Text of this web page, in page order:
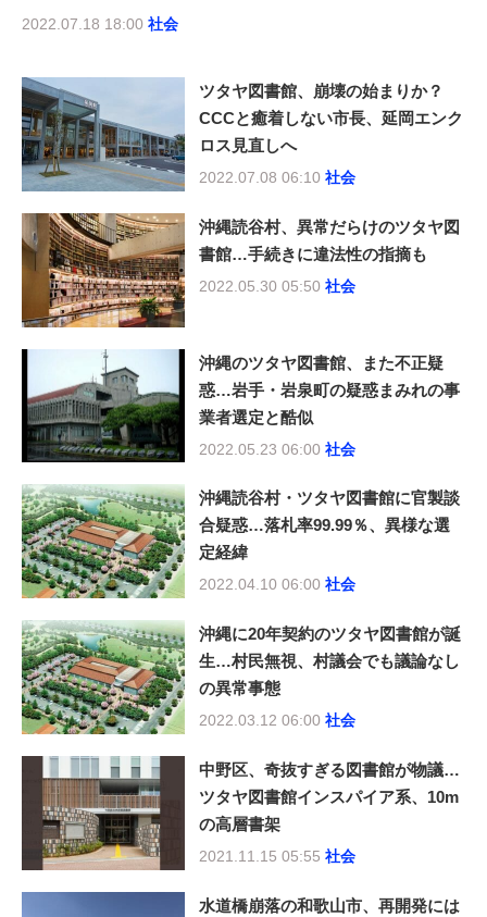
2022.07.18 18:00 社会
ツタヤ図書館、崩壊の始まりか？
CCCと癒着しない市長、延岡エンク
ロス見直しへ
2022.07.08 06:10 社会
沖縄読谷村、異常だらけのツタヤ図
書館…手続きに違法性の指摘も
2022.05.30 05:50 社会
沖縄のツタヤ図書館、また不正疑
惑…岩手・岩泉町の疑惑まみれの事
業者選定と酷似
2022.05.23 06:00 社会
沖縄読谷村・ツタヤ図書館に官製談
合疑惑…落札率99.99％、異様な選
定経緯
2022.04.10 06:00 社会
沖縄に20年契約のツタヤ図書館が誕
生…村民無視、村議会でも議論なし
の異常事態
2022.03.12 06:00 社会
中野区、奇抜すぎる図書館が物議…
ツタヤ図書館インスパイア系、10m
の高層書架
2021.11.15 05:55 社会
水道橋崩落の和歌山市、再開発には